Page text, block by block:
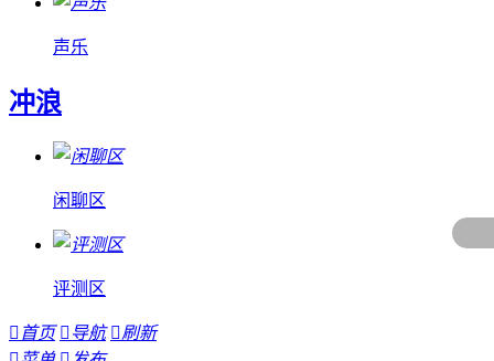
声乐
冲浪
闲聊区
评测区
 首页  导航 刷新